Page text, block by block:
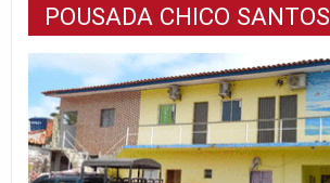
POUSADA CHICO SANTOS